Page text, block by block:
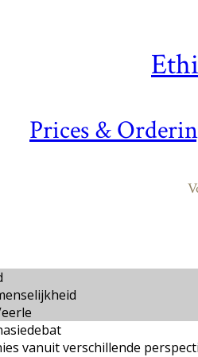
Prices &
vanuit verschillende